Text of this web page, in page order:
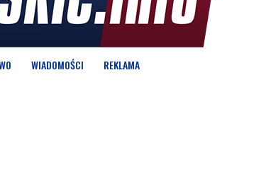
WIADOMOŚCI REKLAMA